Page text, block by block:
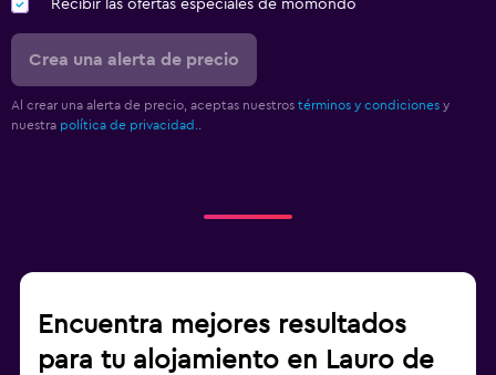
Recibir las ofertas especiales de momondo
Crea una alerta de precio
Al crear una alerta de precio, aceptas nuestros términos y condiciones y
nuestra política de privacidad.
Encuentra mejores resultados
para tu alojamiento en Lauro de